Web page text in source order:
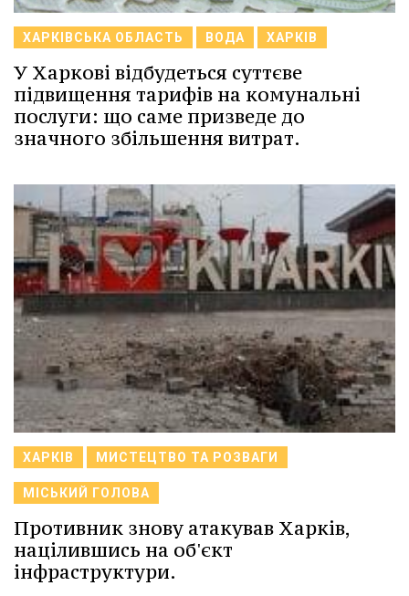
ХАРКІВСЬКА ОБЛАСТЬ ВОДА ХАРКІВ
У Харкові відбудеться суттєве
підвищення тарифів на комунальні
послуги: що саме призведе до
значного збільшення витрат.
ХАРКІВ МИСТЕЦТВО ТА РОЗВАГИ
МІСЬКИЙ ГОЛОВА
Противник знову атакував Харків,
націлившись на об'єкт
інфраструктури.